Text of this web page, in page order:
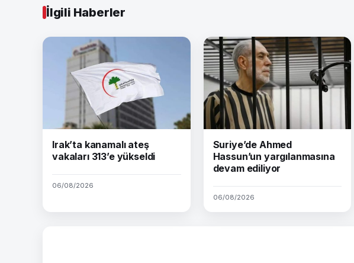
İlgili Haberler
Irak’ta kanamalı ateş
vakaları 313’e yükseldi
06/08/2026
Suriye’de Ahmed
Hassun’un yargılanmasına
devam ediliyor
06/08/2026